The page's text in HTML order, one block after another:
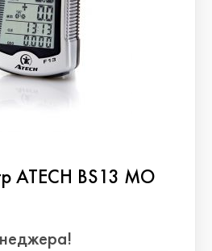
ATECH BS13 MO